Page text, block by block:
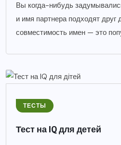
Вы когда-нибудь
и имя партнера подходят друг
совместимость имен — это
ТЕСТЫ
Тест на IQ для детей